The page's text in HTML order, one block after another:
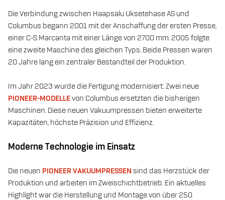
Die Verbindung zwischen Haapsalu Uksetehase AS und
Columbus begann 2001 mit der Anschaffung der ersten Presse,
einer C-S Marcanta mit einer Länge von 2700 mm. 2005 folgte
eine zweite Maschine des gleichen Typs. Beide Pressen waren
20 Jahre lang ein zentraler Bestandteil der Produktion.
Im Jahr 2023 wurde die Fertigung modernisiert: Zwei neue
PIONEER-MODELLEvon Columbus ersetzten die bisherigen
Maschinen. Diese neuen Vakuumpressen bieten erweiterte
Kapazitäten, höchste Präzision und Effizienz.
Moderne Technologie im Einsatz
Die neuen PIONEER VAKUUMPRESSEN sind das Herzstück der
Produktion und arbeiten im Zweischichtbetrieb. Ein aktuelles
Highlight war die Herstellung und Montage von über 250